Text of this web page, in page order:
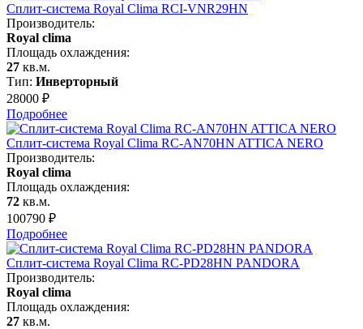
Сплит-система Royal Clima RCI-VNR29HN
Производитель:
Royal clima
Площадь охлаждения:
27 кв.м.
Тип: Инверторный
28000 ₽
Подробнее
Сплит-система Royal Clima RC-AN70HN ATTICA NERO
Производитель:
Royal clima
Площадь охлаждения:
72 кв.м.
100790 ₽
Подробнее
Сплит-система Royal Clima RC-PD28HN PANDORA
Производитель:
Royal clima
Площадь охлаждения:
27 кв.м.